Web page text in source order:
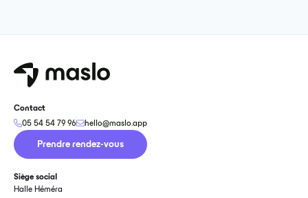
Contact
05 54 54 79 96 hello@maslo.app
Prendre rendez-vous
Siège social
Halle Héméra